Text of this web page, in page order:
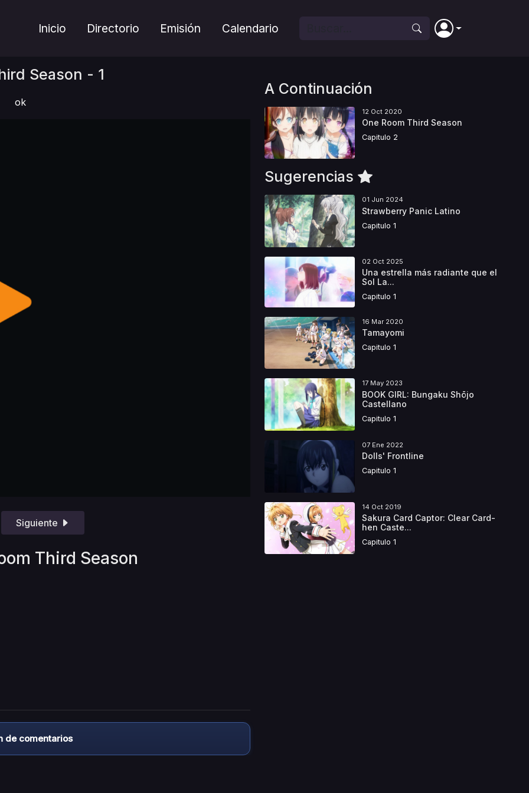
Inicio Directorio Emisión Calendario
Season - 1
ok
Siguiente
Third Season
de comentarios
A Continuación
12 Oct 2020
One Room Third Season
Capitulo 2
Sugerencias
01 Jun 2024
Strawberry Panic Latino
Capitulo 1
02 Oct 2025
Una estrella más radiante que el
Sol La...
Capitulo 1
16 Mar 2020
Tamayomi
Capitulo 1
17 May 2023
BOOK GIRL: Bungaku Shōjo
Castellano
Capitulo 1
07 Ene 2022
Dolls' Frontline
Capitulo 1
14 Oct 2019
Sakura Card Captor: Clear Card-
hen Caste...
Capitulo 1